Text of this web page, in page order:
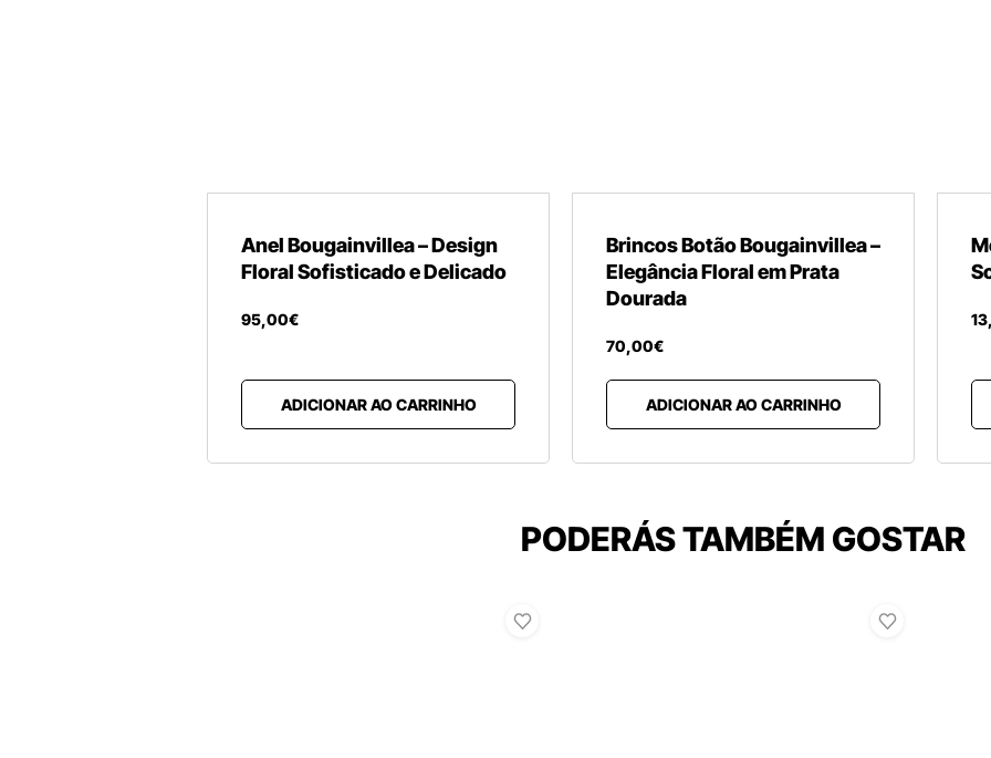
Anel Bougainvillea – Design
Floral Sofisticado e Delicado
95,00€
ADICIONAR AO CARRINHO
Brincos Botão Bougainvillea –
Elegância Floral em Prata
Dourada
70,00€
ADICIONAR AO CARRINHO
13
PODERÁS TAMBÉM GOSTAR